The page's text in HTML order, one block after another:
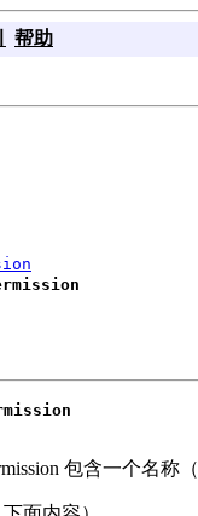
帮助
包含一个名